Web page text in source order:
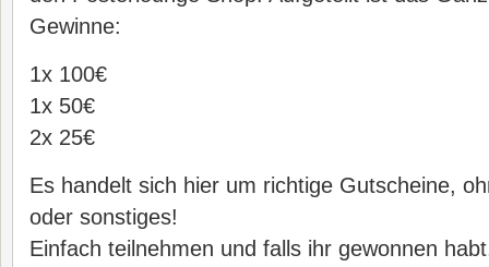
Gewinne:
1x 100€
1x 50€
2x 25€
Es handelt sich hier um richtige Gutscheine,
oder sonstiges!
Einfach teilnehmen und falls ihr gewonnen